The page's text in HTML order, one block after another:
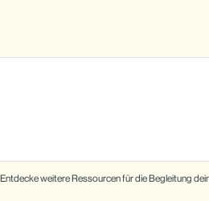
Entdecke weitere Ressourcen für die Begleitung